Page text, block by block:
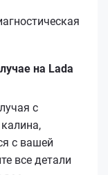
на Lada
с
с вашей
все детали